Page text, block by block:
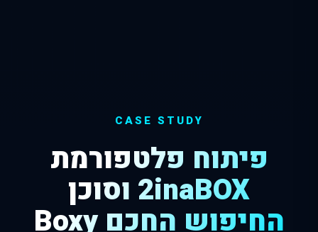
CASE STUDY
פיתוח פלטפורמת
2inaBOX וסוכן
החיפוש החכם Boxy